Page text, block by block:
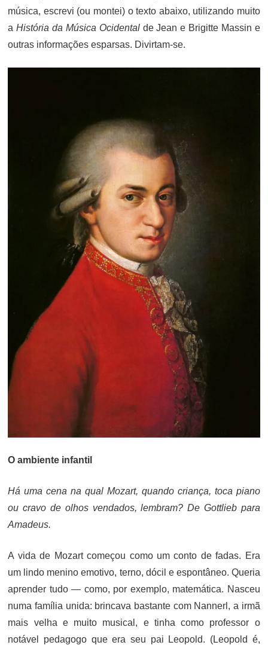
música, escrevi (ou montei) o texto abaixo, utilizando muito
aHistória da Música Ocidentalde Jean e Brigitte Massin e
outras informações esparsas. Divirtam-se.
O ambiente infantil
Há uma cena na qual Mozart, quando criança, toca piano
ou cravo de olhos vendados, lembram? De Gottlieb para
Amadeus.
A vida de Mozart começou como um conto de fadas. Era
um lindo menino emotivo, terno, dócil e espontâneo. Queria
aprender tudo — como, por exemplo, matemática. Nasceu
numa família unida: brincava bastante com Nannerl, a irmã
mais velha e muito musical, e tinha como professor o
notável pedagogo que era seu pai Leopold. (Leopold é,